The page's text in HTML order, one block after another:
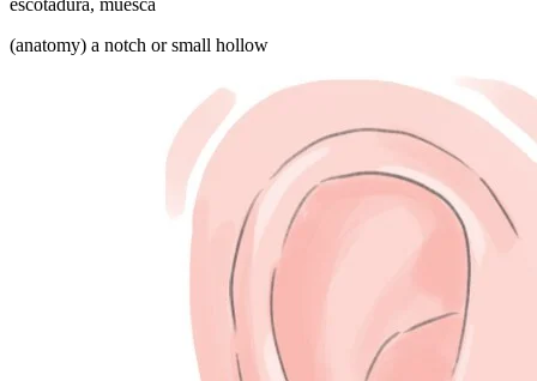
escotadura, muesca
(anatomy) a notch or small hollow